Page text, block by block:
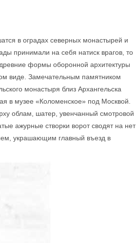
в оградах северных монастырей и
принимали на себя натиск врагов, то
формы оборонной архитектуры
виде. Замечательным памятником
монастыря близ Архангельска
в музее «Коломенское» под Москвой.
облам, шатер, увенчанный смотровой
ажурные створки ворот сводят на нет
украшающим главный въезд в